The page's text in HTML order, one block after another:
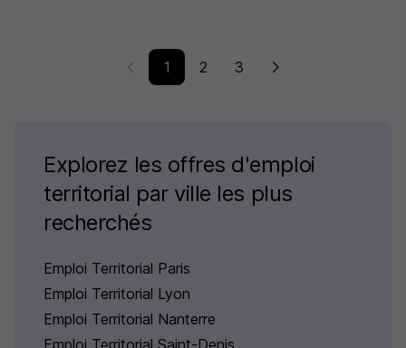
1 2 3
Explorez les offres d'emploi
territorial par ville les plus
recherchés
Emploi Territorial Paris
Emploi Territorial Lyon
Emploi Territorial Nanterre
Emploi Territorial Saint-Denis